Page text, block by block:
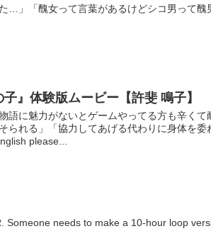
…」「醜女って言葉があるけどシコ男って醜
子』体験版ムービー【許斐 鳴子】
語に魅力がないとゲームやってる方も辛くて
られる」「協力してあげる代わりに身体を委
please...
Someone needs to make a 10-hour loop